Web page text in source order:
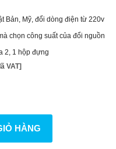
Bản, Mỹ, đổi dòng điện từ 220v
chọn công suất của đổi nguồn
2, 1 hộp đựng
VAT]
HÀNG